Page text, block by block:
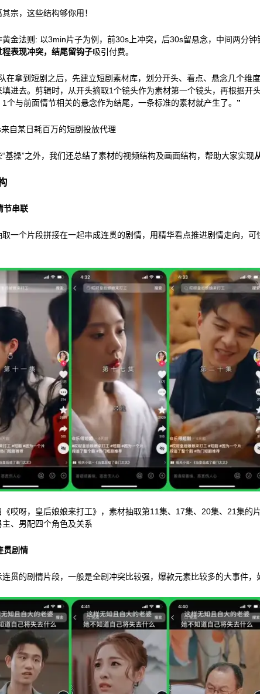
宗，这些结构够你用！
黄金法则: 以3min片子为例，前30s上冲突，后30s留悬念，中间两分钟
程表现冲突，结尾留钩子吸引付费。
在拿到短剧之后，先建立短剧素材库，划分开头、看点、悬念几个维
填进去。剪辑时，从开头摘取1个镜头作为素材第一个镜头，再根据开
1个与前面情节相关的悬念作为结尾，一条标准的素材就产生了。 ”
自某日耗百万的短剧投放代理
“基操”之外，我们还总结了素材的视频结构及画面结构，帮助大家实现
节串联
取一个片段拼接在一起串成连贯的剧情，用精华看点推进剧情走向，可
《哎呀，皇后娘娘来打工》，素材抽取第11集、17集、20集、21集的
主、男配四个角色及关系
贯剧情
连贯的剧情片段，一般是全剧冲突比较强，爆款元素比较多的大事件